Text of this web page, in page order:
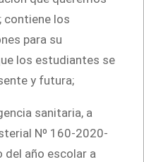
contiene los
para su
los estudiantes se
y futura;
sanitaria, a
Nº 160-2020-
del año escolar a